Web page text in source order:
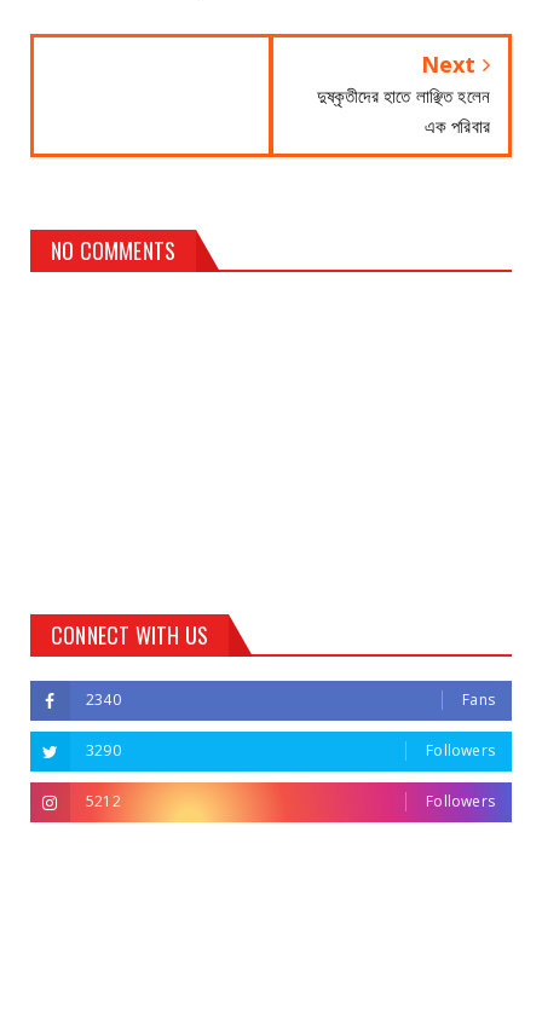
Next
দুষ্কৃতীদের হাতে লাঞ্ছিত হলেন
এক পরিবার
NO COMMENTS
CONNECT WITH US
2340 Fans
3290 Followers
5212 Followers